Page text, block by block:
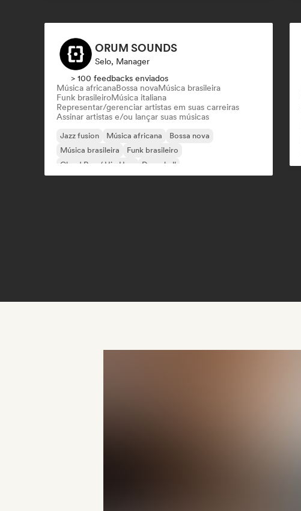
ORUM SOUNDS
Selo, Manager
> 100 feedbacks enviados
Música africanaBossa novaMúsica brasileira
Funk brasileiroMúsica italiana
Representar/gerenciar artistas em suas carreiras
Assinar artistas e/ou lançar suas músicas
Jazz fusion Música africana
Bossa nova
Música brasileira
Funk brasileiro
Cloud Rap / Hip Hop
Dancehall